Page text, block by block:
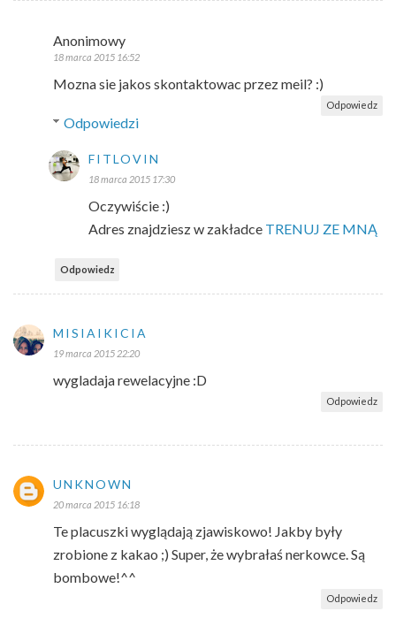
Anonimowy
18 marca 2015 16:52
Mozna sie jakos skontaktowac przez meil? :)
Odpowiedz
Odpowiedzi
FITLOVIN
18 marca 2015 17:30
Oczywiście :)
Adres znajdziesz w zakładce TRENUJ ZE MNĄ
Odpowiedz
MISIAIKICIA
19 marca 2015 22:20
wygladaja rewelacyjne :D
Odpowiedz
UNKNOWN
20 marca 2015 16:18
Te placuszki wyglądają zjawiskowo! Jakby były
zrobione z kakao ;) Super, że wybrałaś nerkowce. Są
bombowe!^^
Odpowiedz